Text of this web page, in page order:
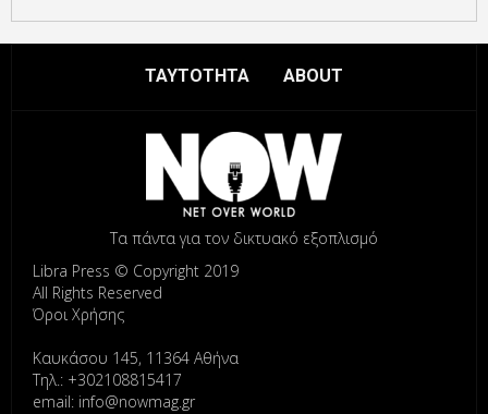
ΤΑΥΤΟΤΗΤΑ ABOUT
Τα πάντα για τον δικτυακό εξοπλισμό
Libra Press © Copyright 2019
All Rights Reserved
Όροι Χρήσης
Καυκάσου 145, 11364 Αθήνα
Τηλ.: +302108815417
email: info@nowmag.gr